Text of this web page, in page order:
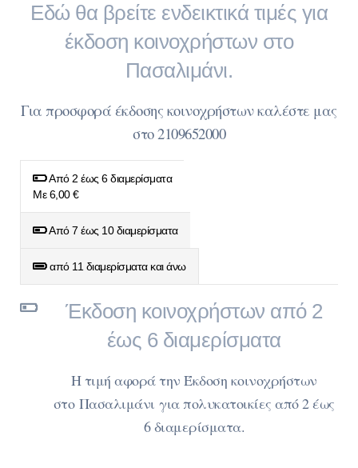
Εδώ θα βρείτε ενδεικτικά τιμές για
έκδοση κοινοχρήστων στο
Πασαλιμάνι.
Για προσφορά έκδοσης κοινοχρήστων καλέστε μας
στο 2109652000
Από 2 έως 6 διαμερίσματα
Με 6,00 €
Από 7 έως 10 διαμερίσματα
από 11 διαμερίσματα και άνω
Έκδοση κοινοχρήστων από 2
έως 6 διαμερίσματα
Η τιμή αφορά την Έκδοση κοινοχρήστων
στο Πασαλιμάνιγια πολυκατοικίες από 2 έως
6 διαμερίσματα.